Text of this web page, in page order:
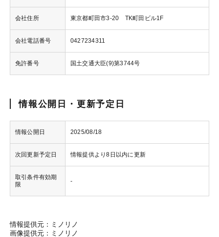
会社住所 東京都町田市3-20 TK町田ビル1F
会社電話番号 0427234311
免許番号 国土交通大臣(9)第3744号
情報公開日・更新予定日
情報公開日 2025/08/18
次回更新予定日 情報提供より8日以内に更新
取引条件有効期
限
-
情報提供元：ミノリノ
画像提供元：ミノリノ